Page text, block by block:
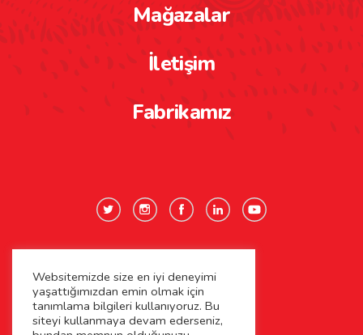
Mağazalar
İletişim
Fabrikamız
Gizlilik Politikası
Çerez Politikası
Websitemizde size en iyi deneyimi
yaşattığımızdan emin olmak için
tanımlama bilgileri kullanıyoruz. Bu
siteyi kullanmaya devam ederseniz,